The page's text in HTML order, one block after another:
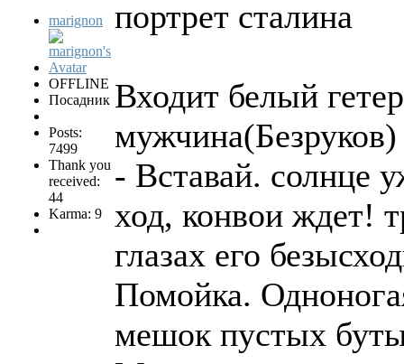
marignon
OFFLINE
Посадник
Posts:
7499
Thank you
received:
44
Karma: 9
портрет сталина
Входит белый
мужчина(Безруков)
- Вставай. солнце
ход, конвои ждет!
глазах его
Помойка.
мешок пустых